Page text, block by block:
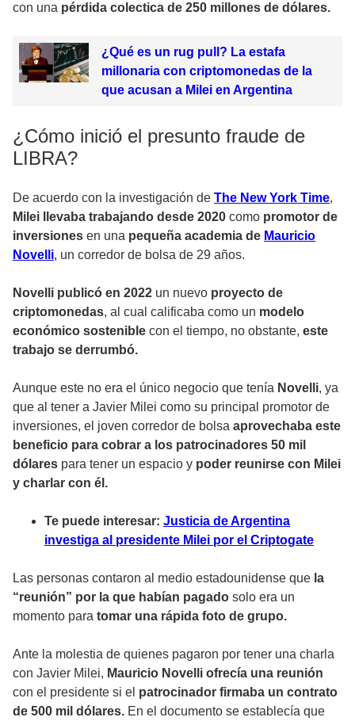
con una pérdida colectica de 250 millones de dólares.
¿Qué es un rug pull? La estafa
millonaria con criptomonedas de la
que acusan a Milei en Argentina
¿Cómo inició el presunto fraude de
LIBRA?
De acuerdo con la investigación de The New York Time,
Milei llevaba trabajando desde 2020 como promotor de
inversiones en una pequeña academia de Mauricio
Novelli, un corredor de bolsa de 29 años.
Novelli publicó en 2022 un nuevo proyecto de
criptomonedas, al cual calificaba como un modelo
económico sostenible con el tiempo, no obstante, este
trabajo se derrumbó.
Aunque este no era el único negocio que tenía Novelli, ya
que al tener a Javier Milei como su principal promotor de
inversiones, el joven corredor de bolsa aprovechaba este
beneficio para cobrar a los patrocinadores 50 mil
dólares para tener un espacio y poder reunirse con Milei
y charlar con él.
Te puede interesar: Justicia de Argentina
investiga al presidente Milei por el Criptogate
Las personas contaron al medio estadounidense que la
“reunión” por la que habían pagado solo era un
momento para tomar una rápida foto de grupo.
Ante la molestia de quienes pagaron por tener una charla
con Javier Milei, Mauricio Novelli ofrecía una reunión
con el presidente si el patrocinador firmaba un contrato
de 500 mil dólares. En el documento se establecía que